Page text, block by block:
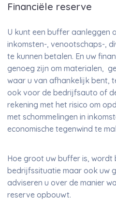
Financiële reserve
U kunt een buffer aanleggen
inkomsten-, venootschaps-,
te kunnen betalen. En uw
genoeg zijn om materialen,
waar u van afhankelijk bent,
ook voor de bedrijfsauto of
rekening met het risico om
met schommelingen in
economische tegenwind te
Hoe groot uw buffer is,
bedrijfssituatie maar ook uw
adviseren u over de manier
reserve opbouwt.